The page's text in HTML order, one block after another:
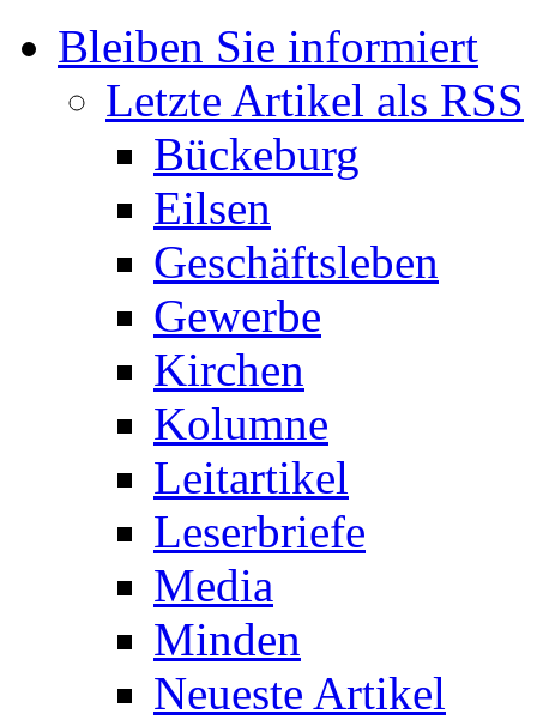
Bleiben Sie informiert
Letzte Artikel als RSS
Bückeburg
Eilsen
Geschäftsleben
Gewerbe
Kirchen
Kolumne
Leitartikel
Leserbriefe
Media
Minden
Neueste Artikel